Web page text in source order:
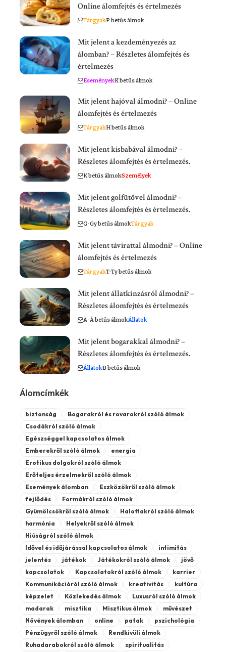
Online álomfejtés és értelmezés
TárgyakP betűs álmok
Mit jelent a kezdeményezés az
álomban? – Részletes álomfejtés és
értelmezés
EseményekK betűs álmok
Mit jelent hajóval álmodni? – Online
álomfejtés és értelmezés
TárgyakH betűs álmok
Mit jelent kisbabával álmodni? –
Részletes álomfejtés és értelmezés.
K betűs álmokSzemélyek
Mit jelent golfütővel álmodni? –
Részletes álomfejtés és értelmezés.
G-Gy betűs álmokTárgyak
Mit jelent távirattal álmodni? – Online
álomfejtés és értelmezés
TárgyakT-Ty betűs álmok
Mit jelent állatkínzásról álmodni? –
Részletes álomfejtés és értelmezés
A-Á betűs álmokÁllatok
Mit jelent bogarakkal álmodni? –
Részletes álomfejtés és értelmezés.
ÁllatokB betűs álmok
Álomcímkék
biztonság
Bogarakról és rovarokról szóló álmok
Csodákról szóló álmok
Egészséggel kapcsolatos álmok
Emberekről szóló álmok
energia
Erotikus dolgokról szóló álmok
Erőteljes érzelmekről szóló álmok
Események álomban
Eszközökről szóló álmok
fejlődés
Formákról szóló álmok
Gyümölcsökről szóló álmok
Halottakról szóló álmok
harmónia
Helyekről szóló álmok
Hiúságról szóló álmok
Idővel és időjárással kapcsolatos álmok
intimitás
jelentés
játékok Játékokról szóló álmok
jövő
kapcsolatok
Kapcsolatokról szóló álmok
karrier
Kommunikációról szóló álmok
kreativitás
kultúra
képzelet
Közlekedés álmok
Luxusról szóló álmok
madarak
misztika Misztikus álmok
művészet
Növények álomban
online patak
pszichológia
Pénzügyről szóló álmok
Rendkívüli álmok
Ruhadarabokról szóló álmok
spiritualitás